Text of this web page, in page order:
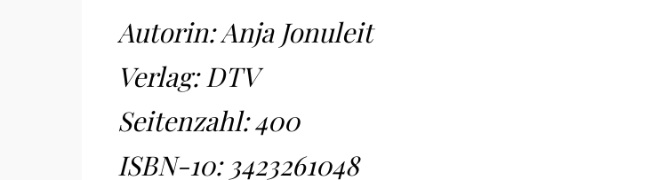
Autorin: Anja Jonuleit
Verlag: DTV
Seitenzahl: 400
ISBN-10: 3423261048